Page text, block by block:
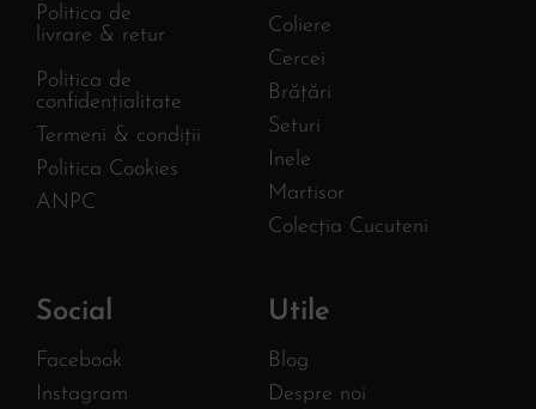
Politica de
livrare & retur
Politica de
confidențialitate
Termeni & condiții
Politica Cookies
ANPC
Coliere
Cercei
Brățări
Seturi
Inele
Martisor
Colecția Cucuteni
Social
Facebook
Instagram
Utile
Blog
Despre noi